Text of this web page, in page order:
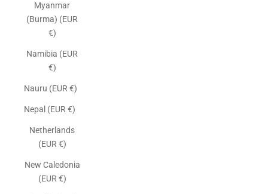
Myanmar
(Burma) (EUR
€)
Namibia (EUR
€)
Nauru (EUR €)
Nepal (EUR €)
Netherlands
(EUR €)
New Caledonia
(EUR €)